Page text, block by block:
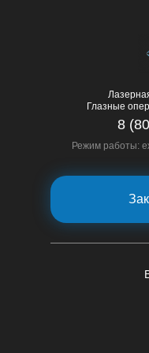
Глазные
8
Режим работы: